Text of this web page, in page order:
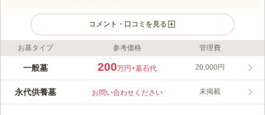
コメント・口コミを見る
ライフドット編集部のコメント
是照院は東京都文京区にある、臨済宗妙心寺派のお寺です。住宅
り、近くにはバス停もあります。駐車場も完備されているため、
車でのお参りも可能です。一般墓地は本堂に向かって右前方にあ
お墓タイプ 参考価格 管理費
一般墓 200万円+墓石代 20,000円
永代供養墓 お問い合わせください 未掲載